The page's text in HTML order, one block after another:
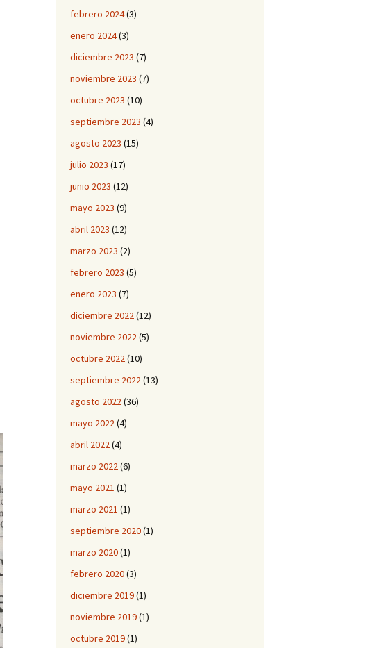
febrero 2024(3)
enero 2024(3)
diciembre 2023 (7)
noviembre 2023 (7)
octubre 2023 (10)
septiembre 2023 (4)
agosto 2023 (15)
julio 2023 (17)
junio 2023 (12)
mayo 2023 (9)
abril 2023 (12)
marzo 2023 (2)
febrero 2023 (5)
enero 2023 (7)
diciembre 2022(12)
noviembre 2022(5)
octubre 2022(10)
septiembre 2022(13)
agosto 2022(36)
mayo 2022(4)
abril 2022(4)
marzo 2022(6)
mayo 2021 (1)
marzo 2021 (1)
septiembre 2020(1)
marzo 2020(1)
febrero 2020(3)
diciembre 2019(1)
noviembre 2019(1)
octubre 2019(1)